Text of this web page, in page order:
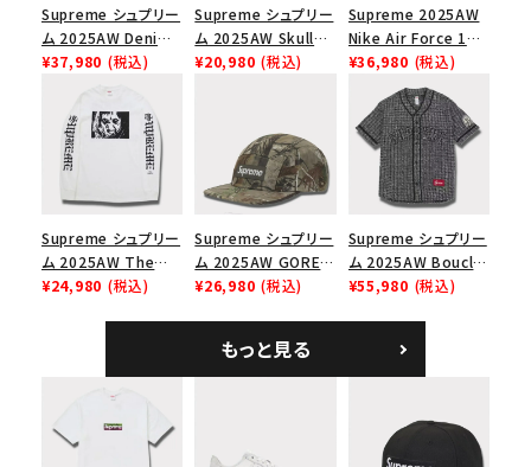
Supreme シュプリー
ム 2025AW Denim
Shoulder Bag デニ
ブラック
¥37,980 (税込)
Supreme シュプリー
ム 2025AW Skull
Tee スカル Tシャツ
¥20,980 (税込)
Supreme 2025AW
Nike Air Force 1
Low シュプリーム ナ
イキエアフォース１ス
ニーカー シューズ ブ
ラック
¥36,980 (税込)
Supreme シュプリー
ム 2025AW The
Exorcist Mother
¥24,980 (税込)
Supreme シュプリー
ム 2025AW GORE-
TEX Zip Pocket
キャンプ キャップ リ
アルツリーAPカモ
¥26,980 (税込)
Supreme シュプリー
ム 2025AW Boucle
Baseball Jersey ブ
¥55,980 (税込)
もっと見る